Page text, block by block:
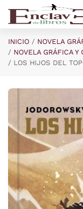
Saltar al contenido
INICIO
NOVELA
NOVELA GRÁFICA Y
LOS HIJOS DEL